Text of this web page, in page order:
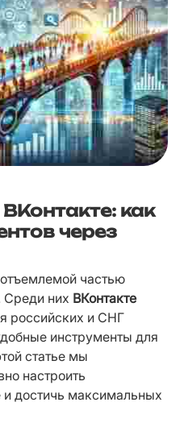
как
через
частью
Среди них ВКонтакте
российских и СНГ
инструменты для
статье мы
настроить
достичь максимальных